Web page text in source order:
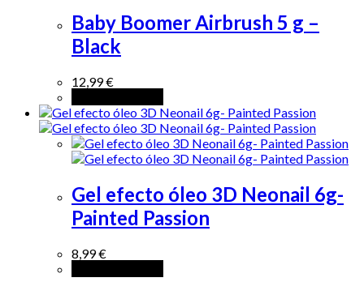
Baby Boomer Airbrush 5 g –
Black
12,99€
Gel efecto óleo 3D Neonail 6g-
Painted Passion
8,99€